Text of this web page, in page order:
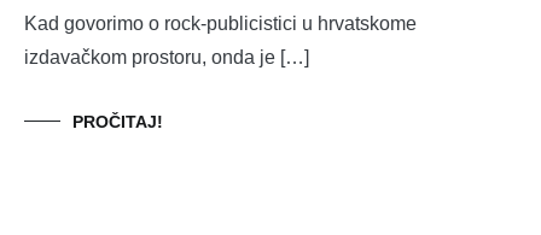
Kad govorimo o rock-publicistici u hrvatskome
izdavačkom prostoru, onda je […]
PROČITAJ!